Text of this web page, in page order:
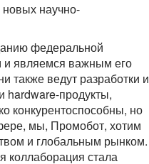
научно-
федеральной
и являемся важным его
ведут разработки и
hardware-продукты,
конкурентоспособны, но
мы, Промобот, хотим
и глобальным рынком.
коллаборация стала